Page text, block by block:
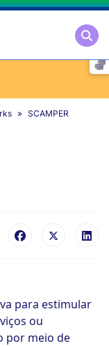
SCAMPER
para estimular
ou
por meio de